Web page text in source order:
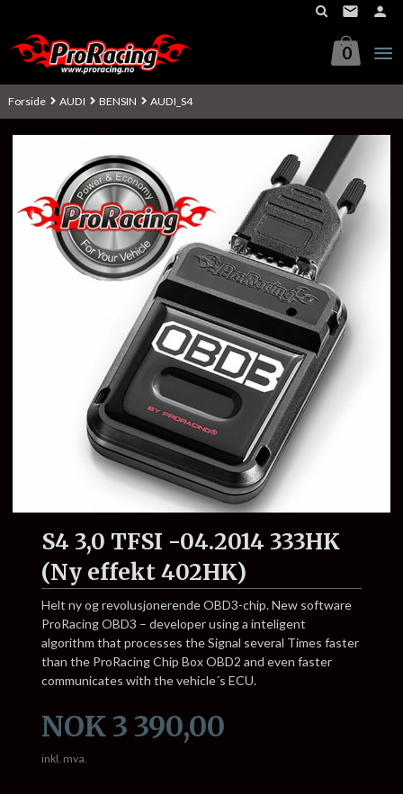
innholdet
0
Forside AUDI BENSIN AUDI_S4
S4 3,0 TFSI -04.2014 333HK
(Ny effekt 402HK)
Helt ny og revolusjonerende OBD3-chip. New software
ProRacing OBD3 – developer using a inteligent
algorithm that processes the Signal several Times faster
than the ProRacing Chip Box OBD2 and even faster
communicates with the vehicle´s ECU.
Pris
NOK 3 390,00
inkl. mva.